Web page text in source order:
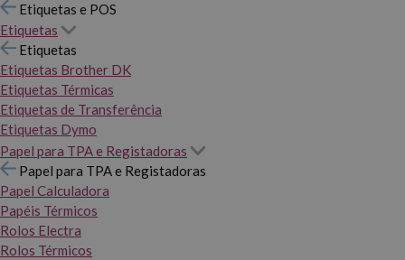
Etiquetas e POS
Etiquetas
Etiquetas
Etiquetas Brother DK
Etiquetas Térmicas
Etiquetas de Transferência
Etiquetas Dymo
Papel para TPA e Registadoras
Papel para TPA e Registadoras
Papel Calculadora
Papéis Térmicos
Rolos Electra
Rolos Térmicos